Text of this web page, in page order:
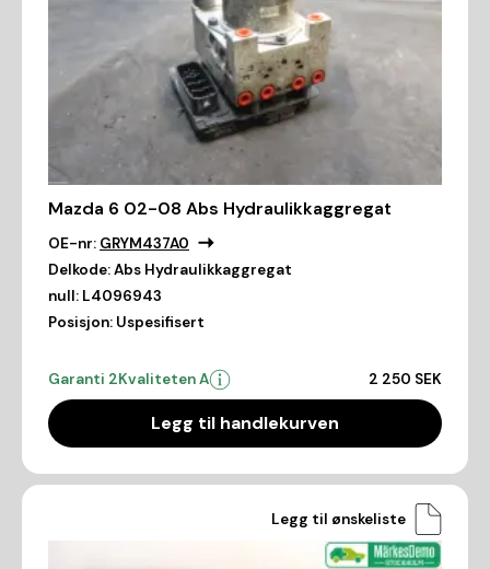
Mazda 6 02-08 Abs Hydraulikkaggregat
OE-nr: GRYM437A0
Delkode:Abs Hydraulikkaggregat
null: L4096943
Posisjon: Uspesifisert
Garanti 2Kvaliteten A 2 250 SEK
Legg til handlekurven
Legg til ønskeliste